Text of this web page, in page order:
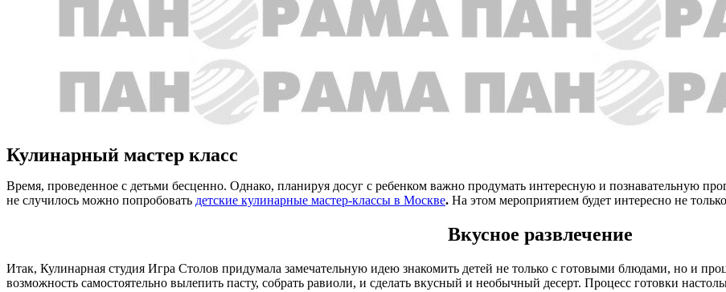
Кулинарный мастер класс
Время, проведенное с детьми бесценно. Однако, планируя досуг с ребенком важно продумать интересную и познавательную
не случилось можно попробовать детские кулинарные мастер-классы в Москве. На этом мероприятием будет интересно не
Вкусное развлечение
Итак, Кулинарная студия Игра Столов придумала замечательную идею знакомить детей не только с готовыми блюдами, но и
возможность самостоятельно вылепить пасту, собрать равиоли, и сделать вкусный и необычный десерт. Процесс готовки